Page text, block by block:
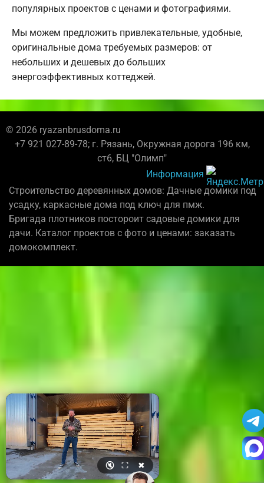
популярных проектов с ценами и фотографиями.
Мы можем предложить привлекательные, удобные,
оригинальные дома требуемых размеров: от
небольших и дешевых до больших
энергоэффективных коттеджей.
© 2026 ryazanbrusdoma.ru
+7 921 027-89-78; г. Рязань, Окружная дорога 196 км,
ст6, БЦ "Олимп"
Информация
Строительство деревянных домов: Дачные домики под
усадку, каркасные дома под ключ для пмж.
Бригада плотников постороит садовые домики для
дачи. Каталог проектов с фото и ценами: заказать
домокомплект.
🔇 ⛶ ✖